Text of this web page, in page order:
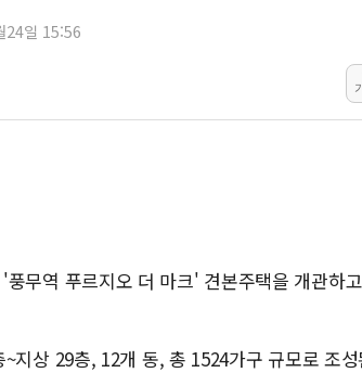
[
한
케
경
24일 15:56
무역 푸르지오 더 마크' 견본주택을 개관하
지상 29층, 12개 동, 총 1524가구 규모로 조